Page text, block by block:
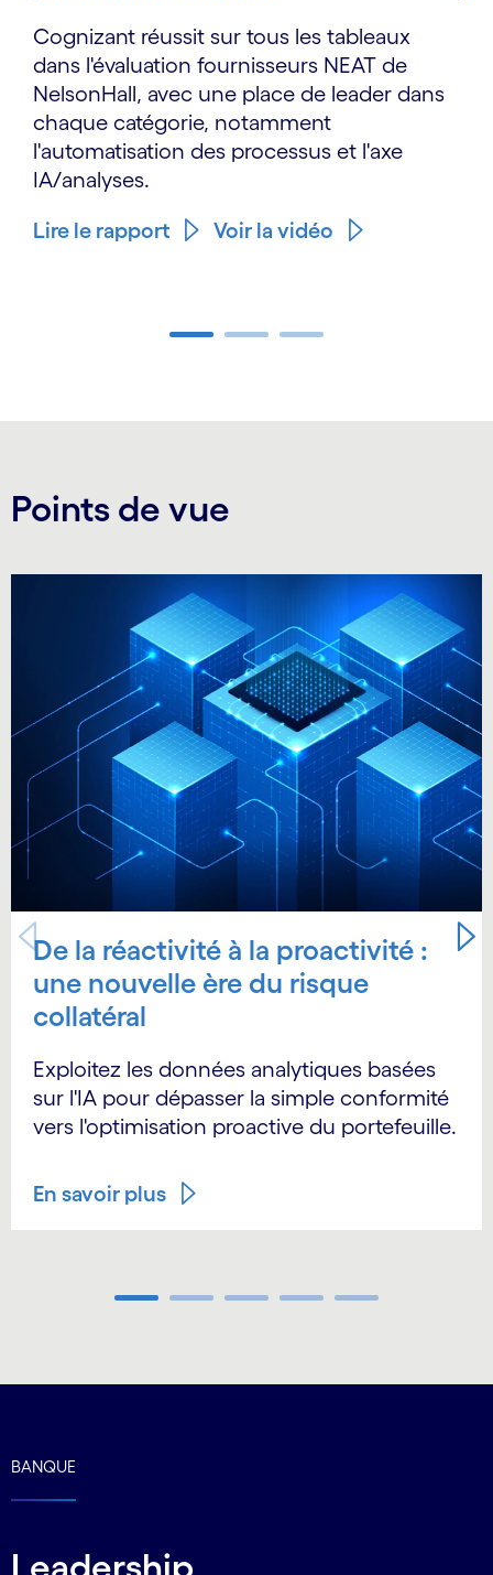
Cognizant réussit sur tous les tableaux
dans l'évaluation fournisseurs NEAT de
NelsonHall, avec une place de leader dans
chaque catégorie, notamment
l'automatisation des processus et l'axe
IA/analyses.
Lire le rapport Voir la vidéo
Points de vue
De la réactivité à la proactivité :
une nouvelle ère du risque
collatéral
Exploitez les données analytiques basées
sur l'IA pour dépasser la simple conformité
vers l'optimisation proactive du portefeuille.
En savoir plus
BANQUE
Leadership